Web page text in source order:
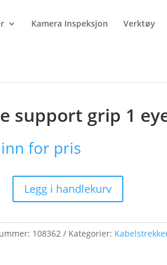
Kamera Inspeksjon Verktøy
support grip 1
inn for pris
Legg i handlekurv
108362 Kategorier: